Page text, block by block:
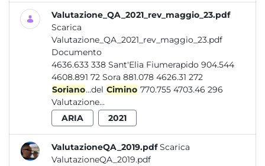
Valutazione_QA_2021_rev_maggio_23.pdf
Scarica
Valutazione_QA_2021_rev_maggio_23.pdf
Documento
4636.633 338 Sant'Elia Fiumerapido 904.544
4608.891 72 Sora 881.078 4626.31 272
Soriano...del Cimino 770.755 4703.46 296
Valutazione...
ARIA
2021
ValutazioneQA_2019.pdf Scarica
ValutazioneQA_2019.pdf